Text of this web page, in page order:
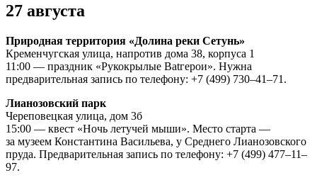
27 августа
Природная территория «Долина реки Сетунь»
Кременчугская улица, напротив дома 38, корпуса 1
11:00 — праздник «Рукокрылые Batгерои». Нужна
предварительная запись по телефону: +7 (499) 730–41–71.
Лианозовский парк
Череповецкая улица, дом 3б
15:00 — квест «Ночь летучей мыши». Место старта —
за музеем Константина Васильева, у Среднего Лианозовского
пруда. Предварительная запись по телефону: +7 (499) 477–11–
97.